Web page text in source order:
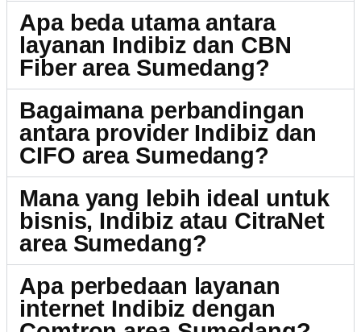
Apa beda utama antara
layanan Indibiz dan CBN
Fiber area Sumedang?
Bagaimana perbandingan
antara provider Indibiz dan
CIFO area Sumedang?
Mana yang lebih ideal untuk
bisnis, Indibiz atau CitraNet
area Sumedang?
Apa perbedaan layanan
internet Indibiz dengan